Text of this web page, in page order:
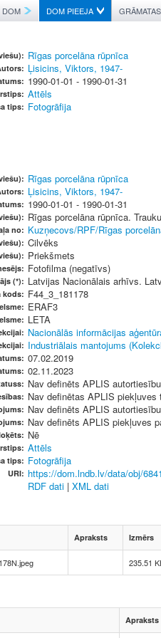
DOM DOM PIEEJA GRĀMATAS
Rīgas porcelāna rūpnīca
Ļisicins, Viktors, 1947-
1990-01-01 - 1990-01-31
Attēls
tips: Fotogrāfija
Rīgas porcelāna rūpnīca
Ļisicins, Viktors, 1947-
1990-01-01 - 1990-01-31
Rīgas porcelāna rūpnīca.
no: Kuzņecovs/RPF/Rīgas
Cilvēks
Priekšmets
Fotofilma (negatīvs)
(*): Latvijas Nacionālais arhīvs.
kods: F44_3_181178
ERAF3
LETA
Nacionālās informācijas
Industriālais mantojums
07.02.2019
02.11.2023
Nav definēts APLIS
Nav definētas APLIS piekļuves
Nav definēts APLIS
Nav definēts APLIS piekļuves
Nē
Attēls
tips: Fotogrāfija
URI: https://dom.lndb.lv/data/obj/
RDF dati | XML dati
Apraksts Izmērs
235.51
Apraksts